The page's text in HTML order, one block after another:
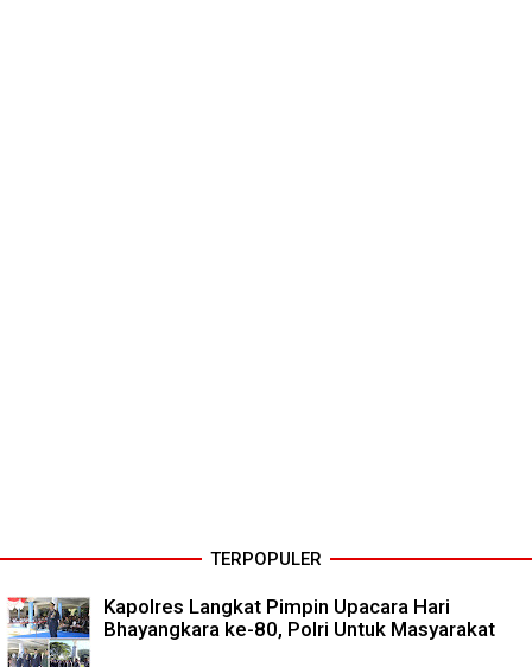
TERPOPULER
Kapolres Langkat Pimpin Upacara Hari
Bhayangkara ke-80, Polri Untuk Masyarakat